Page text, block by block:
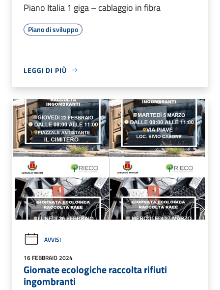
Piano Italia 1 giga – cablaggio in fibra
Piano di sviluppo
LEGGI DI PIÙ
AVVISI
16 FEBBRAIO 2024
Giornate ecologiche raccolta rifiuti
ingombranti